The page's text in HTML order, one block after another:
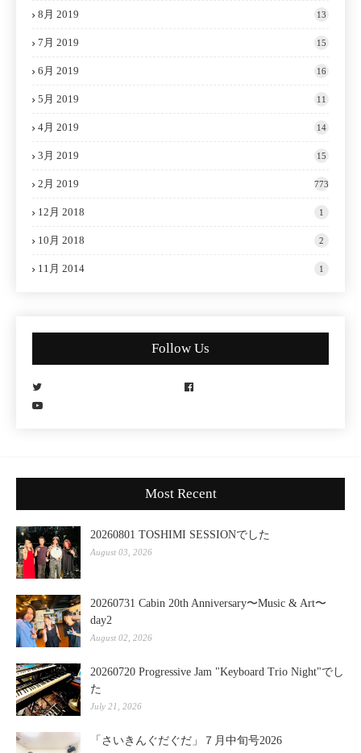
8月 2019 13
7月 2019 15
6月 2019 16
5月 2019 11
4月 2019 14
3月 2019 15
2月 2019 773
12月 2018 1
10月 2018 2
11月 2014 1
Follow Us
Most Recent
20260801 TOSHIMI SESSIONでした
August 03, 2026
20260731 Cabin 20th Anniversary〜Music & Art〜
day2
August 02, 2026
20260720 Progressive Jam "Keyboard Trio Night"でし
た
July 21, 2026
「さいきんぐだぐだ」７月中旬号2026